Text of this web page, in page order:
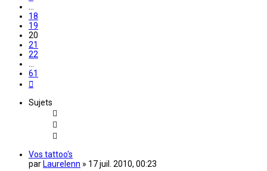
18
19
20
21
22
61
Sujets
Vos tattoo's
par Laurelenn » 17 juil. 2010, 00:23